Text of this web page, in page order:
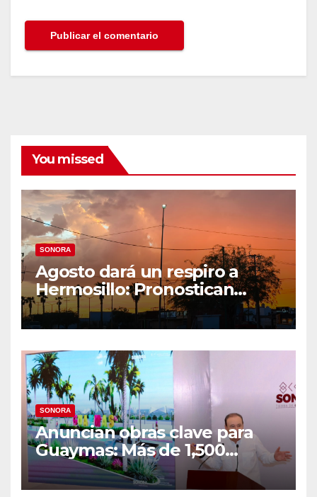
You missed
SONORA
Agosto dará un respiro a
Hermosillo: Pronostican
semana lluviosa y
temperaturas de hasta 34°C
SONORA
Anuncian obras clave para
Guaymas: Más de 1,500
viviendas, modernización del
malecón y nuevo hospital del